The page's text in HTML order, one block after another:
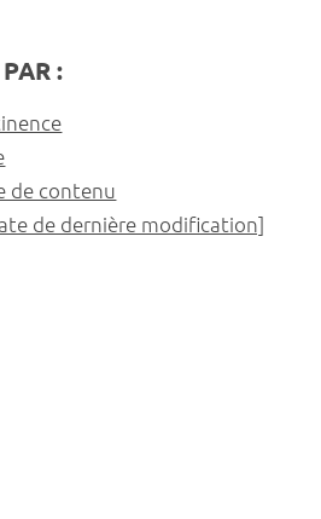
:
de contenu
de dernière modification]